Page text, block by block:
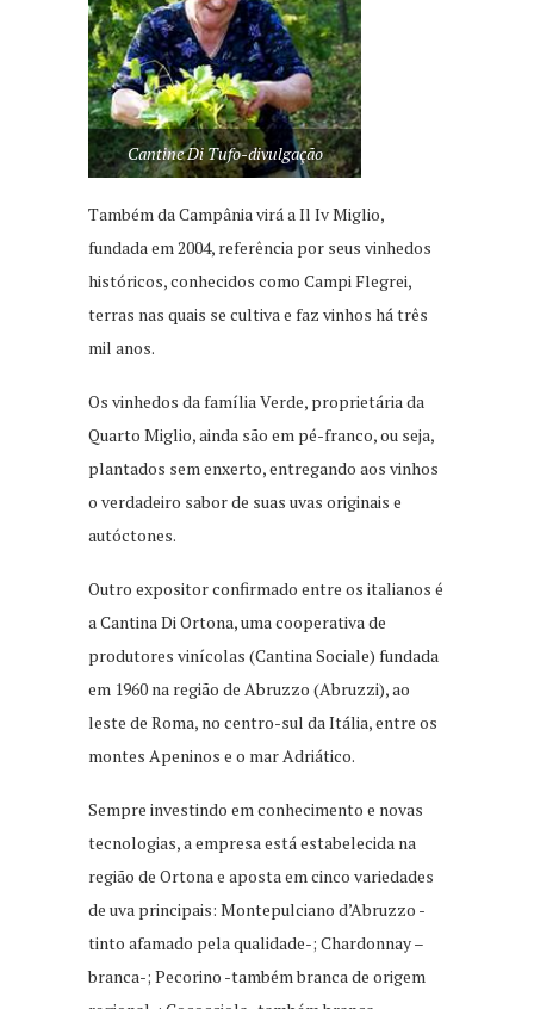
Cantine Di Tufo-divulgação
Também da Campânia virá a Il Iv Miglio,
fundada em 2004, referência por seus vinhedos
históricos, conhecidos como Campi Flegrei,
terras nas quais se cultiva e faz vinhos há três
mil anos.
Os vinhedos da família Verde, proprietária da
Quarto Miglio, ainda são em pé-franco, ou seja,
plantados sem enxerto, entregando aos vinhos
o verdadeiro sabor de suas uvas originais e
autóctones.
Outro expositor confirmado entre os italianos é
a Cantina Di Ortona, uma cooperativa de
produtores vinícolas (Cantina Sociale) fundada
em 1960 na região de Abruzzo (Abruzzi), ao
leste de Roma, no centro-sul da Itália, entre os
montes Apeninos e o mar Adriático.
Sempre investindo em conhecimento e novas
tecnologias, a empresa está estabelecida na
região de Ortona e aposta em cinco variedades
de uva principais: Montepulciano d’Abruzzo -
tinto afamado pela qualidade-; Chardonnay –
branca-; Pecorino -também branca de origem